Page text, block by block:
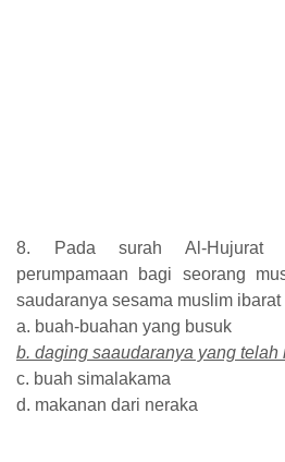
8. Pada surah Al-Hujurat
perumpamaan bagi seorang
saudaranya sesama muslim ibarat
a. buah-buahan yang busuk
b. daging saaudaranya yang telah
c. buah simalakama
d. makanan dari neraka